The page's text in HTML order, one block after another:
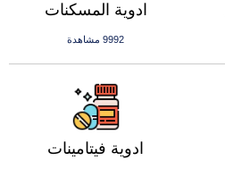
ادوية المسكنات
9992 مشاهدة
ادوية فيتامينات